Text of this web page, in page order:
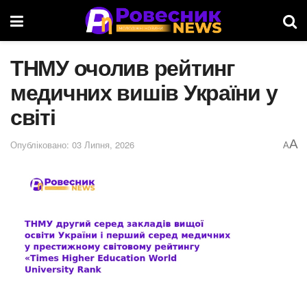
ТНМУ очолив рейтинг
медичних вишів України у
світі
Опубліковано: 03 Липня, 2026 AA